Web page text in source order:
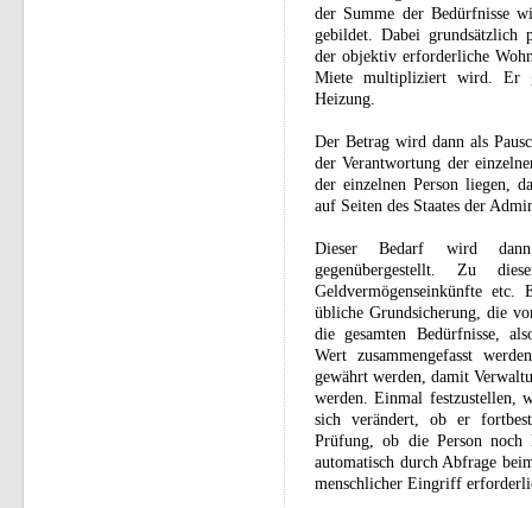
der Summe der Bedürfnisse
gebildet. Dabei grundsätzlich
der objektiv erforderliche
Miete multipliziert wird. Er
Heizung.
Der Betrag wird dann als
der Verantwortung der
der einzelnen Person liegen,
auf Seiten des Staates der
Dieser Bedarf wird
gegenübergestellt. Zu
Geldvermögenseinkünfte
übliche Grundsicherung, die
die gesamten Bedürfnisse,
Wert zusammengefasst
gewährt werden, damit
werden. Einmal festzustellen,
sich verändert, ob er
Prüfung, ob die Person
automatisch durch Abfrage
menschlicher Eingriff